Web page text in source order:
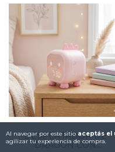
Al navegar por este sitio aceptás el
agilizar tu experiencia de compra.
DESPERTADOR DE
DRAGON CON